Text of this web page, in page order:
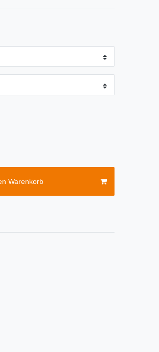
Warenkorb